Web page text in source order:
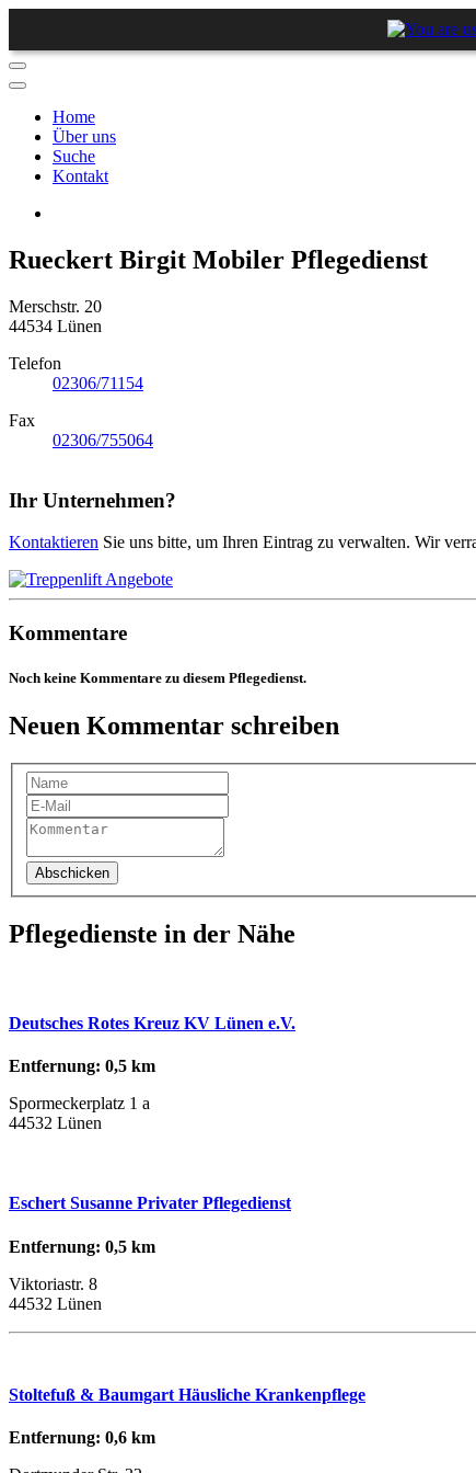
Home
Über uns
Suche
Kontakt
Rueckert Birgit Mobiler Pflegedienst
Merschstr. 20
44534 Lünen
Telefon
02306/71154
Fax
02306/755064
Ihr Unternehmen?
Kontaktieren Sie uns bitte, um Ihren Eintrag zu verwalten. Wir
Kommentare
Noch keine Kommentare zu diesem Pflegedienst.
Neuen Kommentar schreiben
Abschicken
Pflegedienste in der Nähe
Deutsches Rotes Kreuz KV Lünen e.V.
Entfernung: 0,5 km
Spormeckerplatz 1 a
44532 Lünen
Eschert Susanne Privater Pflegedienst
Entfernung: 0,5 km
Viktoriastr. 8
44532 Lünen
Stoltefuß & Baumgart Häusliche Krankenpflege
Entfernung: 0,6 km